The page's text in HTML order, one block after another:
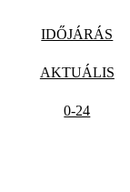
IDŐJÁRÁS
AKTUÁLIS
0-24